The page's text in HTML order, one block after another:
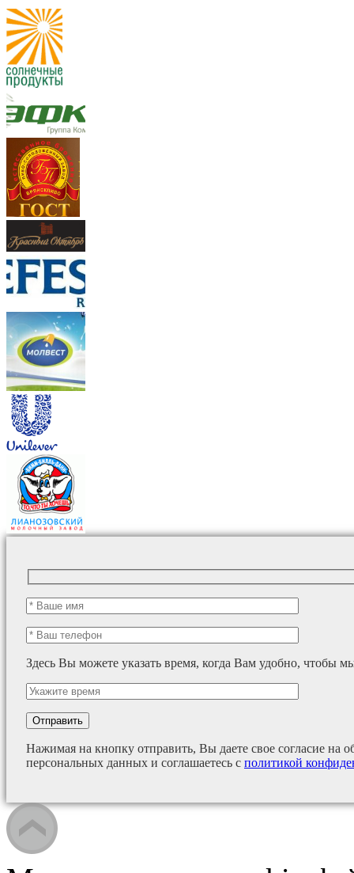
Здесь Вы можете указать время, когда Вам удобно, чтобы
Нажимая на кнопку отправить, Вы даете свое согласие на
персональных данных и соглашаетесь с политикой